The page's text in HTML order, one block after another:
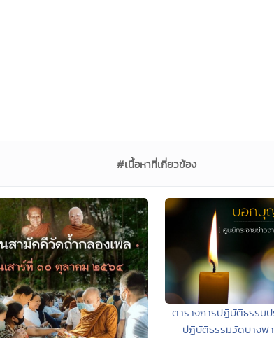
#เนื้อหาที่เกี่ยวข้อง
ตารางการปฎิบัติธรรม
ปฎิบัติธรรมวัดบางพ